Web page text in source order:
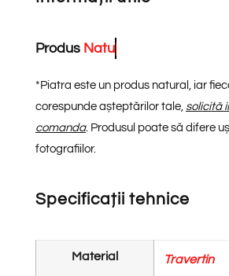
Produs Natu
* Piatra este un produs natural, iar
corespunde așteptărilor tale, solicită
comanda. Produsul poate să difere
fotografiilor.
Specificații tehnice
Material Travertin